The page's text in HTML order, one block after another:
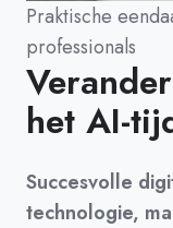
Praktische
professionals
het AI-
Succesvolle
technologie,